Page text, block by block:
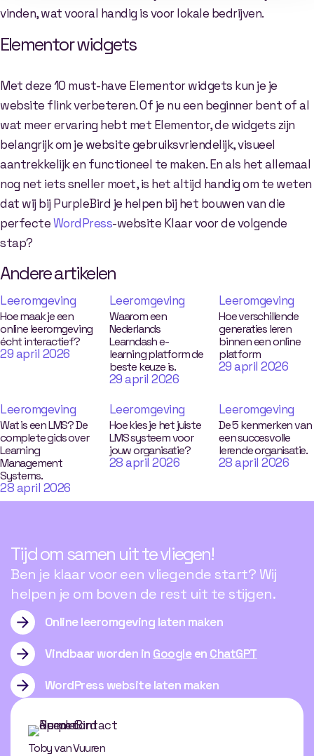
vinden, wat vooral handig is voor lokale bedrijven.
Elementor widgets
Met deze 10 must-have Elementor widgets kun je je
website flink verbeteren. Of je nu een beginner bent of al
wat meer ervaring hebt met Elementor, de widgets zijn
belangrijk om je website gebruiksvriendelijk, visueel
aantrekkelijk en functioneel te maken. En als het allemaal
nog net iets sneller moet, is het altijd handig om te weten
dat wij bij PurpleBird je helpen bij het bouwen van die
perfecteWordPress-website Klaar voor de volgende
stap?
Andere artikelen
Leeromgeving
Hoe maak je een
online leeromgeving
écht interactief?
29 april 2026
Leeromgeving
Waarom een
Nederlands
Learndash e-
learning platform de
beste keuze is.
29 april 2026
Leeromgeving
Hoe verschillende
generaties leren
binnen een online
platform
29 april 2026
Leeromgeving
Wat is een LMS? De
complete gids over
Learning
Management
Systems.
28 april 2026
Leeromgeving
Hoe kies je het juiste
LMS systeem voor
jouw organisatie?
28 april 2026
Leeromgeving
De 5 kenmerken van
een succesvolle
lerende organisatie.
28 april 2026
Tijd om samen uit te vliegen!
Ben je klaar voor een vliegende start? Wij
helpen je om boven de rest uit te stijgen.
Online leeromgeving laten maken
Vindbaar worden in Googleen ChatGPT
WordPress website laten maken
Toby van Vuuren